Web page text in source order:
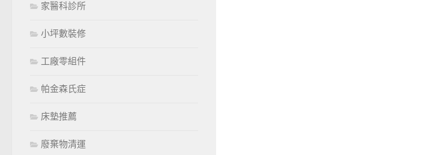
家醫科診所
小坪數裝修
工廠零組件
帕金森氏症
床墊推薦
廢棄物清運